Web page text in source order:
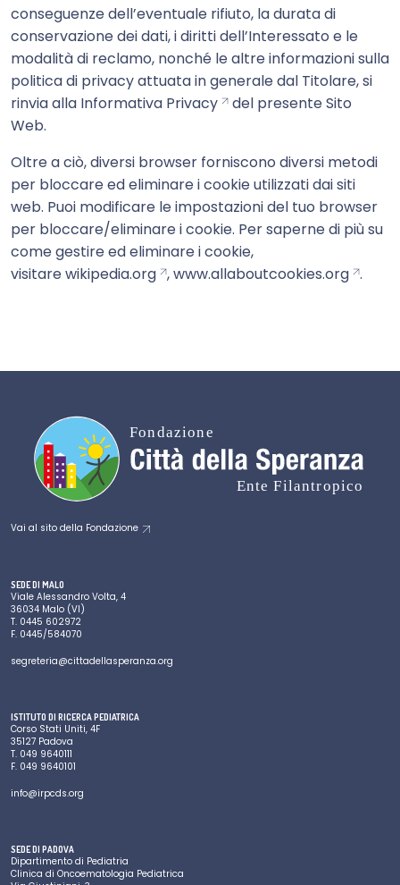
conseguenze dell’eventuale rifiuto, la durata di
conservazione dei dati, i diritti dell’Interessato e le
modalità di reclamo, nonché le altre informazioni sulla
politica di privacy attuata in generale dal Titolare, si
rinvia alla Informativa Privacy
del presente Sito
Web.
Oltre a ciò, diversi browser forniscono diversi metodi
per bloccare ed eliminare i cookie utilizzati dai siti
web. Puoi modificare le impostazioni del tuo browser
per bloccare/eliminare i cookie. Per saperne di più su
come gestire ed eliminare i cookie,
visitarewikipedia.org ,www.allaboutcookies.org .
Vai al sito della Fondazione
SEDE DI MALO
Viale Alessandro Volta, 4
36034 Malo (VI)
T. 0445 602972
F. 0445/584070
segreteria@cittadellasperanza.org
ISTITUTO DI RICERCA PEDIATRICA
Corso Stati Uniti, 4F
35127 Padova
T. 049 9640111
F. 049 9640101
info@irpcds.org
SEDE DI PADOVA
Dipartimento di Pediatria
Clinica di Oncoematologia Pediatrica